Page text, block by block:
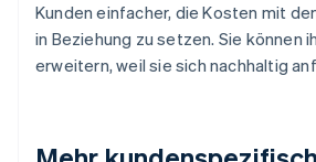
Kunden einfacher, die Kosten mit
in Beziehung zu setzen. Sie können
erweitern, weil sie sich nachhaltig